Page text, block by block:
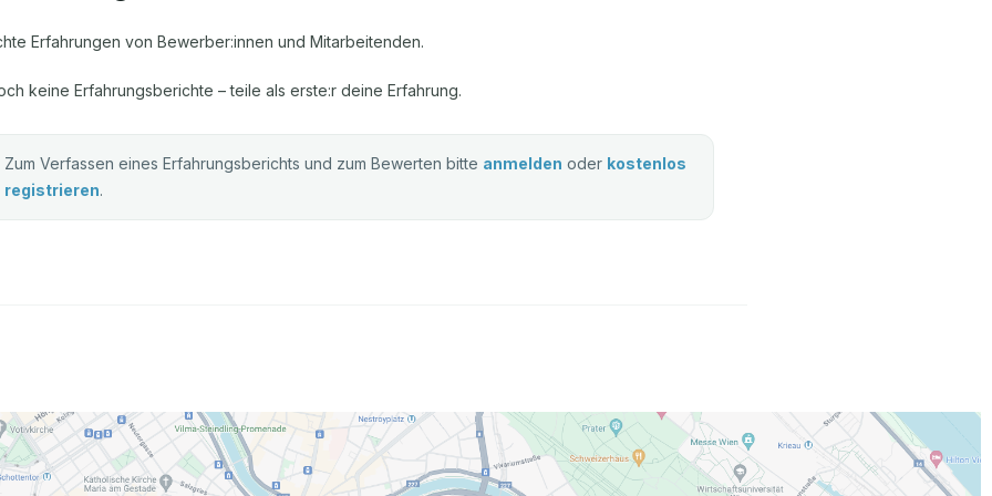
Erfahrungen von Bewerber:innen und Mitarbeitenden.
keine Erfahrungsberichte – teile als erste:r deine Erfahrung.
Zum Verfassen eines Erfahrungsberichts und zum Bewerten bitte anmelden oder kostenlos
registrieren.